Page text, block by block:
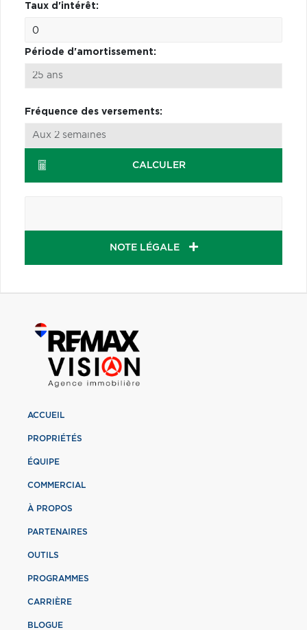
Taux d'intérêt:
Période d'amortissement:
Fréquence des versements:
CALCULER
NOTE LÉGALE
ACCUEIL
PROPRIÉTÉS
ÉQUIPE
COMMERCIAL
À PROPOS
PARTENAIRES
OUTILS
PROGRAMMES
CARRIÈRE
BLOGUE